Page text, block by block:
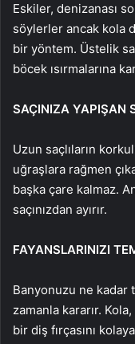
Eskiler, denizanası
söylerler ancak kola
bir yöntem. Üstelik
böcek ısırmalarına
SAÇINIZA YAPIŞAN
Uzun saçlıların
uğraşlara rağmen
başka çare kalmaz.
saçınızdan ayırır.
FAYANSLARINIZI
Banyonuzu ne kadar
zamanla kararır.
bir diş fırçasını